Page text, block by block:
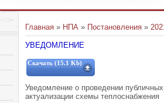
Главная » НПА » Постановления »
УВЕДОМЛЕНИЕ
Скачать (15.1 Kb)
Уведомление о проведении
актуализации схемы теплоснабжения